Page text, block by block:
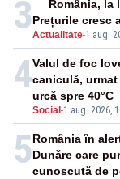
3Actualitate-1 aug.
România, la
Prețurile cresc
4
Social -1 aug. 2026,
Valul de foc
caniculă,
urcă spre 40°C
5România în
Dunăre care
cunoscută de